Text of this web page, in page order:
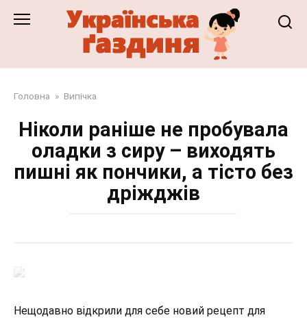
Головна » Випічка
Ніколи раніше не пробувала
оладки з сиру – виходять
пишні як пончики, а тісто без
дріжджів
Нещодавно відкрили для себе новий рецепт для